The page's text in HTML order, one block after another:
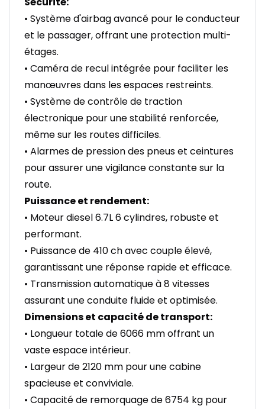
• Système d'airbag avancé pour le conducteur
et le passager, offrant une protection multi-
étages.
• Caméra de recul intégrée pour faciliter les
manœuvres dans les espaces restreints.
• Système de contrôle de traction
électronique pour une stabilité renforcée,
même sur les routes difficiles.
• Alarmes de pression des pneus et ceintures
pour assurer une vigilance constante sur la
route.
Puissance et rendement:
• Moteur diesel 6.7L 6 cylindres, robuste et
performant.
• Puissance de 410 ch avec couple élevé,
garantissant une réponse rapide et efficace.
• Transmission automatique à 8 vitesses
assurant une conduite fluide et optimisée.
Dimensions et capacité de transport:
• Longueur totale de 6066 mm offrant un
vaste espace intérieur.
• Largeur de 2120 mm pour une cabine
spacieuse et conviviale.
• Capacité de remorquage de 6754 kg pour